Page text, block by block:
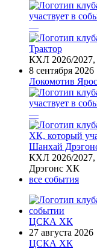
—
Трактор
КХЛ 2026/2027,
8 сентября 2026
Локомотив
—
Шанхай
КХЛ 2026/
Дрэгонс ХК
все события
ЦСКА ХК
27 августа 2026
ЦСКА ХК